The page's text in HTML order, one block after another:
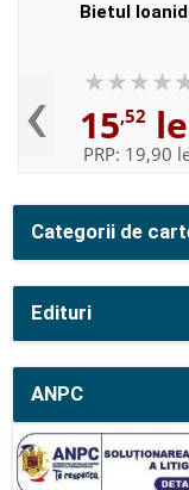
Categorii de
Edituri
ANPC
‹
Bietul
15,52
PRP: 19,90